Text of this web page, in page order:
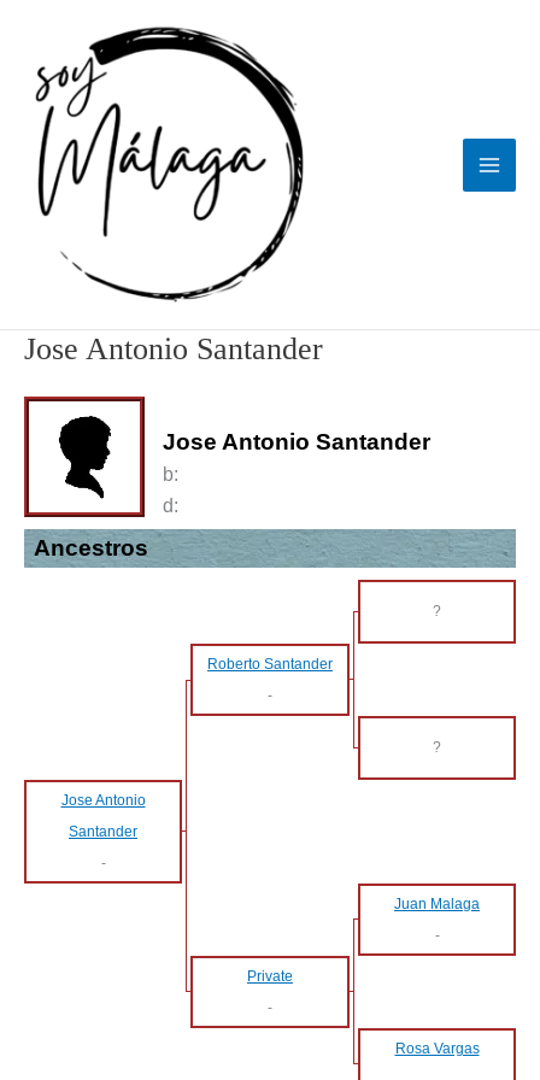
contenido
Jose Antonio Santander
Jose Antonio Santander
b:
d:
Ancestros
?
Roberto Santander
-
?
Jose Antonio
Santander
-
Juan Malaga
-
Private
-
Rosa Vargas